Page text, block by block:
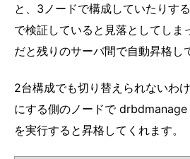
と、3ノードで構成していたりす
で検証していると見落としてしま
だと残りのサーバ間で自動昇格し
2台構成でも切り替えられないわ
にする側のノードで
を実行すると昇格してくれます。